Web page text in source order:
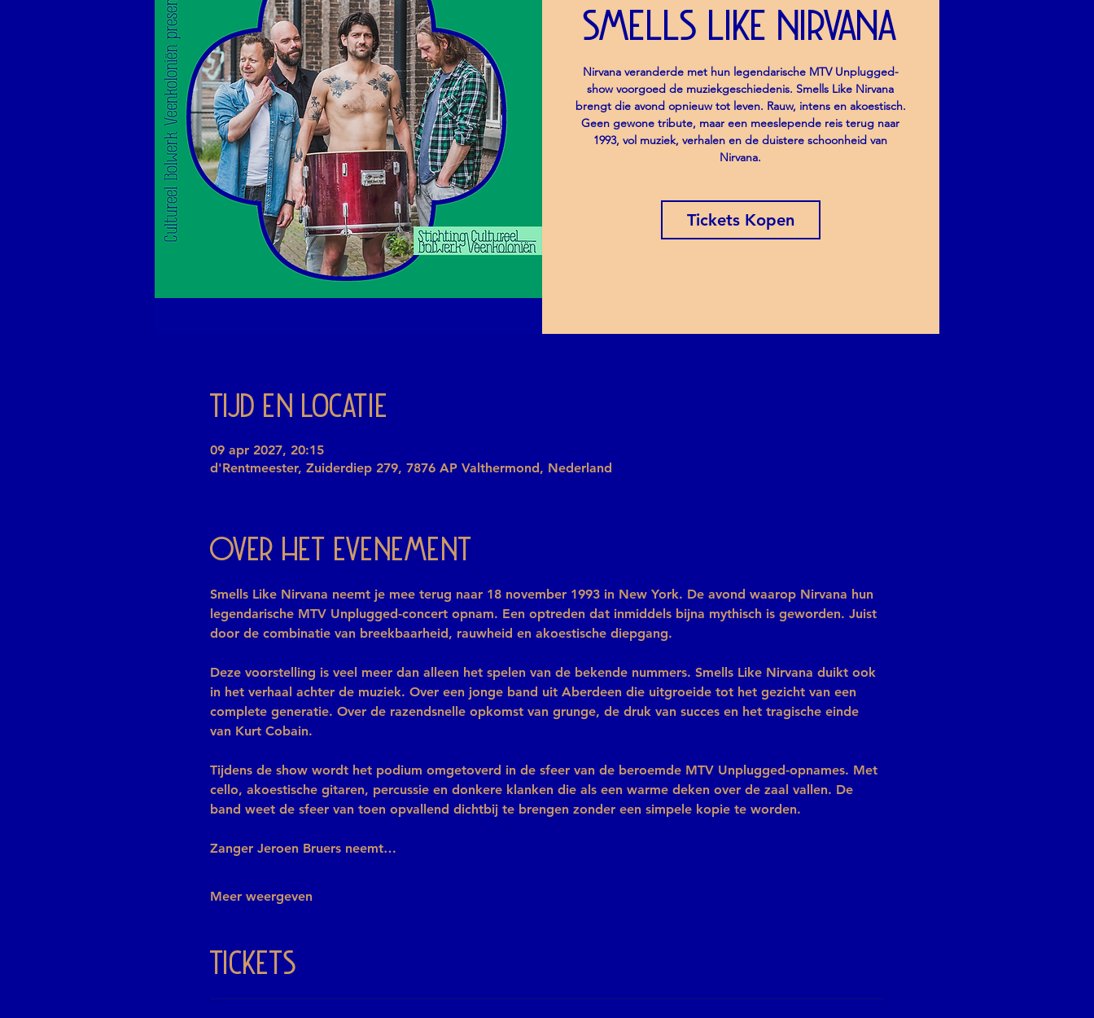
Smells Like Nirvana
Nirvana veranderde met hun legendarische MTV Unplugged-
show voorgoed de muziekgeschiedenis. Smells Like Nirvana
brengt die avond opnieuw tot leven. Rauw, intens en akoestisch.
Geen gewone tribute, maar een meeslepende reis terug naar
1993, vol muziek, verhalen en de duistere schoonheid van
Nirvana.
Tickets Kopen
Tijd en locatie
09 apr 2027, 20:15
d'Rentmeester, Zuiderdiep 279, 7876 AP Valthermond, Nederland
Over het evenement
Smells Like Nirvana neemt je mee terug naar 18 november 1993 in New York. De avond waarop Nirvana hun
legendarische MTV Unplugged-concert opnam. Een optreden dat inmiddels bijna mythisch is geworden. Juist
door de combinatie van breekbaarheid, rauwheid en akoestische diepgang.
Deze voorstelling is veel meer dan alleen het spelen van de bekende nummers. Smells Like Nirvana duikt ook
in het verhaal achter de muziek. Over een jonge band uit Aberdeen die uitgroeide tot het gezicht van een
complete generatie. Over de razendsnelle opkomst van grunge, de druk van succes en het tragische einde
van Kurt Cobain.
Tijdens de show wordt het podium omgetoverd in de sfeer van de beroemde MTV Unplugged-opnames. Met
cello, akoestische gitaren, percussie en donkere klanken die als een warme deken over de zaal vallen. De
band weet de sfeer van toen opvallend dichtbij te brengen zonder een simpele kopie te worden.
Zanger Jeroen Bruers neemt…
Meer weergeven
Tickets